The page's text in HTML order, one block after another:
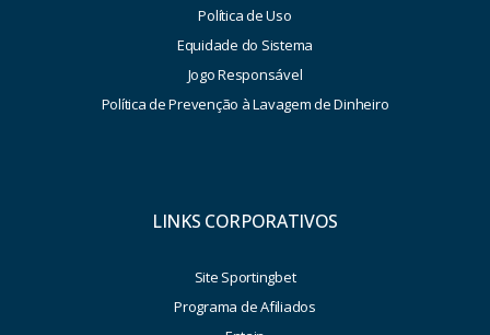
Política de Uso
Equidade do Sistema
Jogo Responsável
Política de Prevenção à Lavagem de Dinheiro
LINKS CORPORATIVOS
Site Sportingbet
Programa de Afiliados